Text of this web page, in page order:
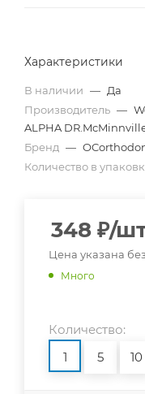
Характеристики
В наличии — Да
Производитель —
ALPHA
Бренд —
Количество в
348 ₽/
Цена указана
Много
Количество:
1
5 10